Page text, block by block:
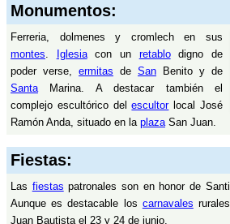
Monumentos:
Ferreria, dolmenes y cromlech en sus
montes. Iglesiacon un retablodigno de
poder verse, ermitas de San Benito y de
SantaMarina. A destacar también el
complejo escultórico delescultorlocal José
Ramón Anda, situado en la plazaSan Juan.
Fiestas:
Las fiestas patronales son en honor de
Aunque es destacable los carnavales
Juan Bautista el 23 y 24 de junio.